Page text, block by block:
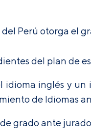
Perú otorga el
del plan de
inglés y
de Idiomas
grado ante